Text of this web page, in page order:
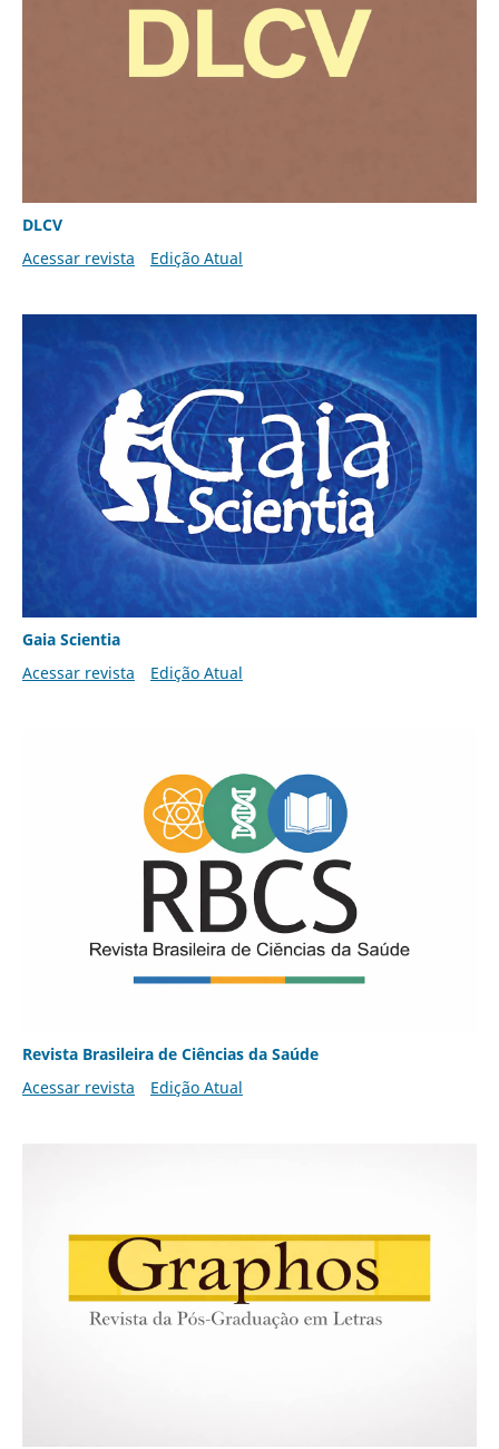
DLCV
Acessar revista
Edição Atual
Gaia Scientia
Acessar revista
Edição Atual
Revista Brasileira de Ciências da Saúde
Acessar revista
Edição Atual